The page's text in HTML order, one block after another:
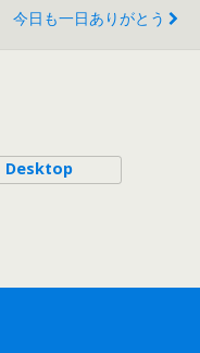
今日も一日ありがとう
Desktop